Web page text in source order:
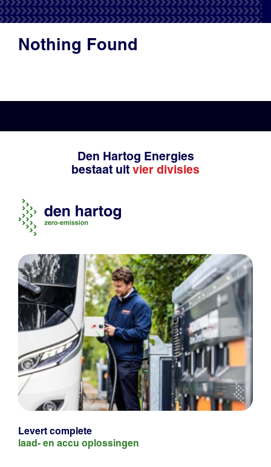
Productadvies
Nothing Found
Den Hartog Energies
bestaat uit vier divisies
Levert complete
laad- en accu oplossingen